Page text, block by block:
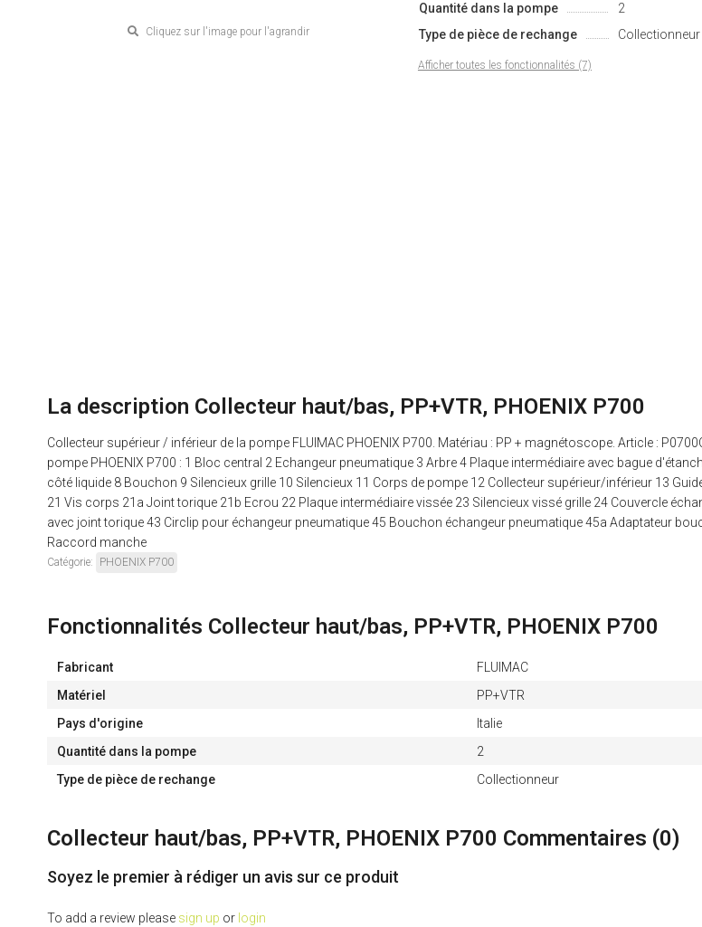
Cliquez sur l'image pour l'agrandir
Quantité dans la pompe
2
Type de pièce de rechange
Collectionneur
Afficher toutes les fonctionnalités (7)
La description Collecteur haut/bas, PP+VTR, PHOENIX P700
Collecteur supérieur / inférieur de la pompe FLUIMAC PHOENIX P700. Matériau : PP + magnétoscope. Article :
pompe PHOENIX P700 : 1 Bloc central 2 Echangeur pneumatique 3 Arbre 4 Plaque intermédiaire avec bague
côté liquide 8 Bouchon 9 Silencieux grille 10 Silencieux 11 Corps de pompe 12 Collecteur supérieur/inférieur 13
21 Vis corps 21a Joint torique 21b Ecrou 22 Plaque intermédiaire vissée 23 Silencieux vissé grille 24 Couvercle
avec joint torique 43 Circlip pour échangeur pneumatique 45 Bouchon échangeur pneumatique 45a Adaptateur
Raccord manche
Catégorie: PHOENIX P700
Fonctionnalités Collecteur haut/bas, PP+VTR, PHOENIX P700
Fabricant
FLUIMAC
Matériel
PP+VTR
Pays d'origine
Italie
Quantité dans la pompe
2
Type de pièce de rechange
Collectionneur
Collecteur haut/bas, PP+VTR, PHOENIX P700 Commentaires (0)
Soyez le premier à rédiger un avis sur ce produit
To add a review please sign up or login